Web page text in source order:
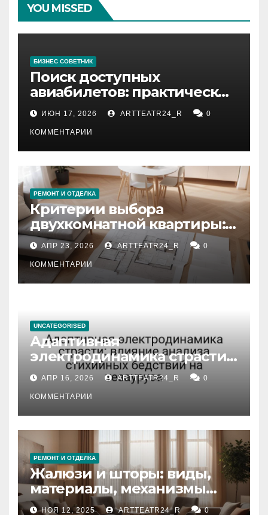
YOU MISSED
БИЗНЕС СОВЕТНИК
Поиск доступных
авиабилетов: практические
рекомендации
ИЮН 17, 2026 ARTTEATR24_R 0
КОММЕНТАРИИ
РЕМОНТ И ОТДЕЛКА
Критерии выбора
двухкомнатной квартиры:
планировка, площадь,
состояние и документация
АПР 23, 2026 ARTTEATR24_R 0
КОММЕНТАРИИ
UNCATEGORISED
Адаптивная
электродинамика страсти:
влияние анализа
стихийных бедствий на
тезауруса
АПР 16, 2026 ARTTEATR24_R 0
КОММЕНТАРИИ
РЕМОНТ И ОТДЕЛКА
Жалюзи и шторы: виды,
материалы, механизмы
управления и уход
НОЯ 12, 2025 ARTTEATR24_R 0